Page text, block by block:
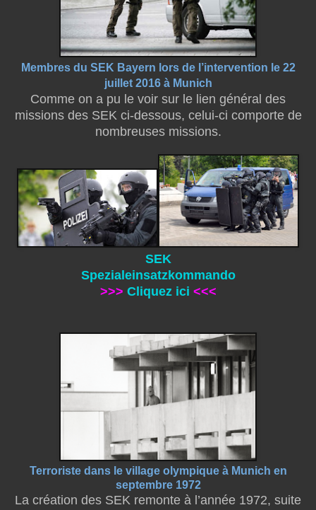
Membres du SEK Bayern lors de l’intervention le 22
juillet 2016 à Munich
Comme on a pu le voir sur le lien général des
missions des SEK ci-dessous, celui-ci comporte de
nombreuses missions.
SEK
Spezialeinsatzkommando
>>> Cliquez ici <<<
Terroriste dans le village olympique à Munich en
septembre 1972
La création des SEK remonte à l’année 1972, suite